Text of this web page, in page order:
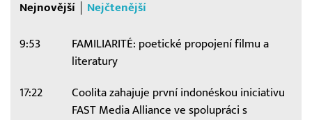
Nejnovější Nejčtenější
9:53
FAMILIARITÉ: poetické propojení filmu a
literatury
17:22
Coolita zahajuje první indonéskou iniciativu
FAST Media Alliance ve spolupráci s